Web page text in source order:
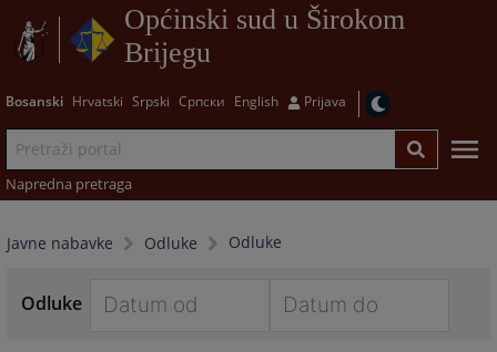
Općinski sud u Širokom
Brijegu
Bosanski Hrvatski Srpski Српски English Prijava
Napredna pretraga
Javne nabavke Odluke Odluke
Odluke